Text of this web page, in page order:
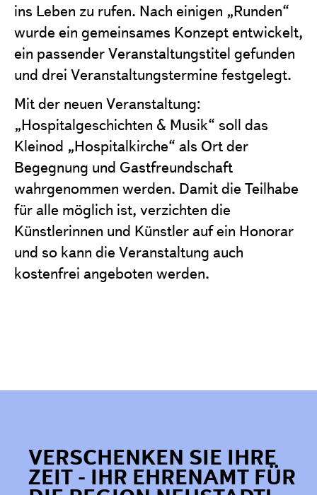
ins Leben zu rufen. Nach einigen „Runden“
wurde ein gemeinsames Konzept entwickelt,
ein passender Veranstaltungstitel gefunden
und drei Veranstaltungstermine festgelegt.
Mit der neuen Veranstaltung:
„Hospitalgeschichten & Musik“ soll das
Kleinod „Hospitalkirche“ als Ort der
Begegnung und Gastfreundschaft
wahrgenommen werden. Damit die Teilhabe
für alle möglich ist, verzichten die
Künstlerinnen und Künstler auf ein Honorar
und so kann die Veranstaltung auch
kostenfrei angeboten werden.
VERSCHENKEN SIE IHRE
ZEIT - IHR EHRENAMT FÜR